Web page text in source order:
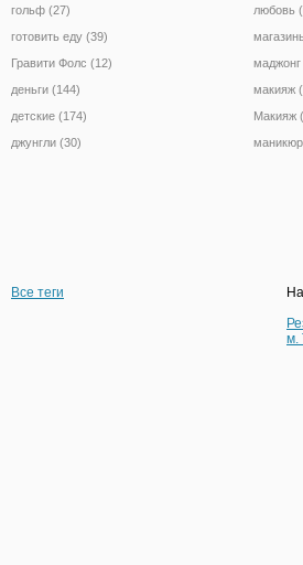
гольф (27)
готовить еду (39)
Гравити Фолс (12)
деньги (144)
детские (174)
джунгли (30)
любовь
маджонг
макияж
Макияж
Все теги
м.